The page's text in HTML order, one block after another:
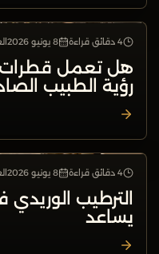
4 دقائق قراءة 8 يونيو 2026
هل تعمل قطرات
رؤية الطبيب
4 دقائق قراءة 8 يونيو 2026
الترطيب
يساعد